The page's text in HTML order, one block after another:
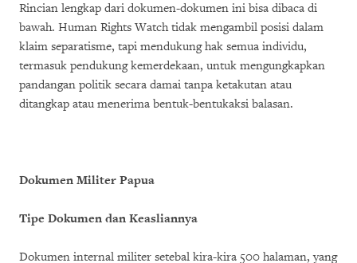
Rincian lengkap dari dokumen-dokumen ini bisa dibaca di
bawah. Human Rights Watch tidak mengambil posisi dalam
klaim separatisme, tapi mendukung hak semua individu,
termasuk pendukung kemerdekaan, untuk mengungkapkan
pandangan politik secara damai tanpa ketakutan atau
ditangkap atau menerima bentuk-bentukaksi balasan.
Dokumen Militer Papua
Tipe Dokumen dan Keasliannya
Dokumen internal militer setebal kira-kira 500 halaman, yang